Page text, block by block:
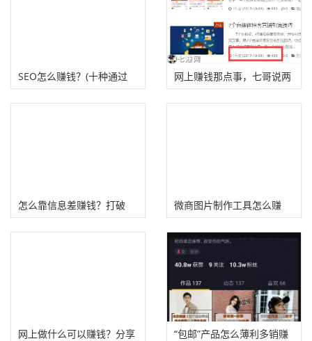
SEO怎么赚钱？(十种通过
SEO变现赚钱的方法）
网上赚钱那点事，七哥说两
句
怎么靠信息差赚钱？打破
“井底之蛙”的束缚
微商图片制作工具怎么赚
钱?
网上做什么可以赚钱？分享 “包邮”产品怎么薄利多销赚